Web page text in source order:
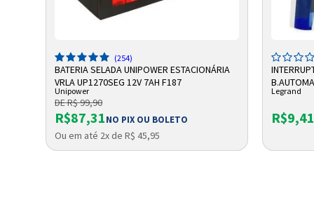
ADICIONAR A SACOLA
(254)
BATERIA SELADA UNIPOWER ESTACIONÁRIA
VRLA UP1270SEG 12V 7AH F187
Unipower
DE R$ 99,90
R$87,31NO PIX OU BOLETO
Ou em até 2x de R$ 45,95
611010BC
Legrand
R$9,41